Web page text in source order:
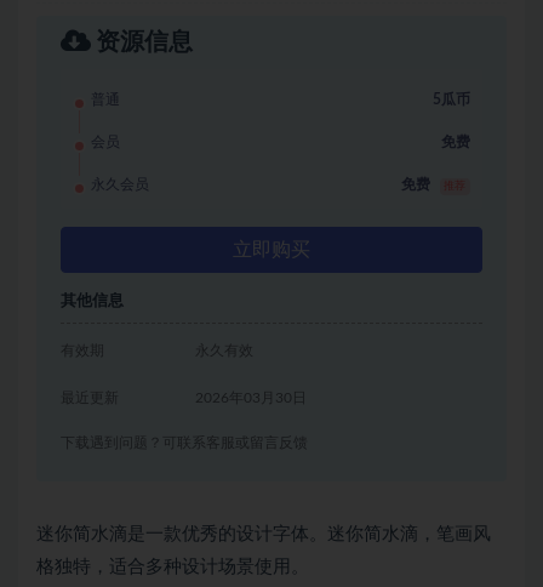
资源信息
普通 5瓜币
会员 免费
永久会员 免费
立即购买
其他信息
有效期 永久有效
2026年03月30日
下载遇到问题？可联系客服或留言反馈
迷你简水滴是一款优秀的设计字体。迷你简水滴，笔画风
格独特，适合多种设计场景使用。